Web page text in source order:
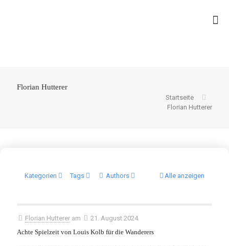
Florian Hutterer
Startseite
Florian Hutterer
Kategorien Tags Authors Alle anzeigen
Florian Hutterer am
21. August 2024
Achte Spielzeit von Louis Kolb für die Wanderers